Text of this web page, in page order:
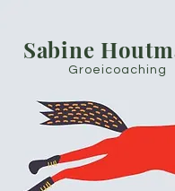
Sabine
Groeicoaching